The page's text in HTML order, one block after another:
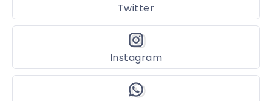
Twitter
Instagram